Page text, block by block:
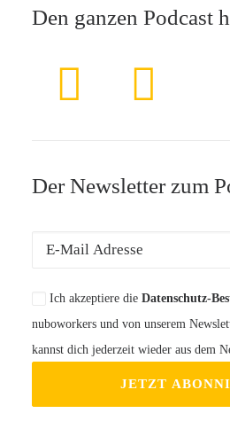
Den ganzen Podcast
Der Newsletter zum
Ich akzeptiere die Datenschutz-
nuboworkers und von unserem
kannst dich jederzeit wieder aus dem